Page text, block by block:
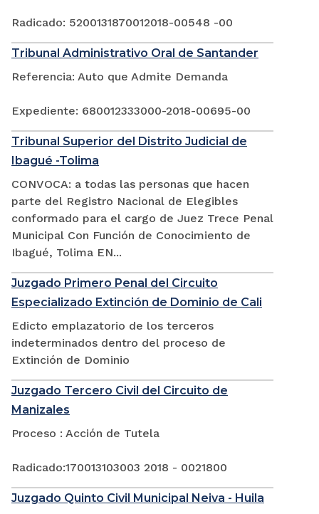
Radicado: 5200131870012018-00548 -00
Tribunal Administrativo Oral de Santander
Referencia: Auto que Admite Demanda
Expediente: 680012333000-2018-00695-00
Tribunal Superior del Distrito Judicial de
Ibagué -Tolima
CONVOCA: a todas las personas que hacen
parte del Registro Nacional de Elegibles
conformado para el cargo de Juez Trece Penal
Municipal Con Función de Conocimiento de
Ibagué, Tolima EN...
Juzgado Primero Penal del Circuito
Especializado Extinción de Dominio de Cali
Edicto emplazatorio de los terceros
indeterminados dentro del proceso de
Extinción de Dominio
Juzgado Tercero Civil del Circuito de
Manizales
Proceso : Acción de Tutela
Radicado:170013103003 2018 - 0021800
Juzgado Quinto Civil Municipal Neiva - Huila